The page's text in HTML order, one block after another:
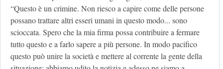
“Questo è un crimine. Non riesco a capire come delle persone
possano trattare altri esseri umani in questo modo... sono
scioccata. Spero che la mia firma possa contribuire a fermare
tutto questo e a farlo sapere a più persone. In modo pacifico
questo può unire la società e mettere al corrente la gente della